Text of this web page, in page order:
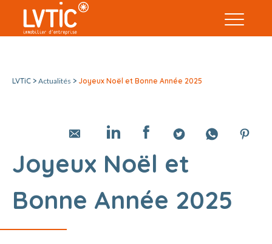
LVTiC > Actualités > Joyeux Noël et Bonne Année 2025
Joyeux Noël et
Bonne Année 2025